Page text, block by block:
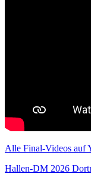
Alle Final-Videos auf
Hallen-DM 2026